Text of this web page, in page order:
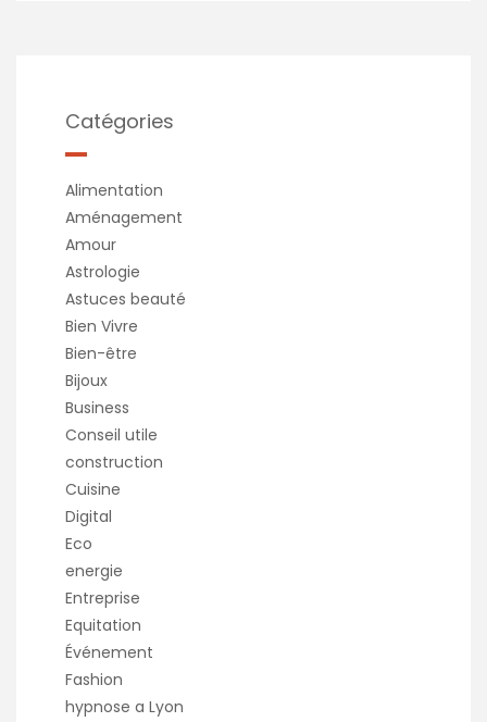
Catégories
Alimentation
Aménagement
Amour
Astrologie
Astuces beauté
Bien Vivre
Bien-être
Bijoux
Business
Conseil utile
construction
Cuisine
Digital
Eco
energie
Entreprise
Equitation
Événement
Fashion
hypnose a Lyon